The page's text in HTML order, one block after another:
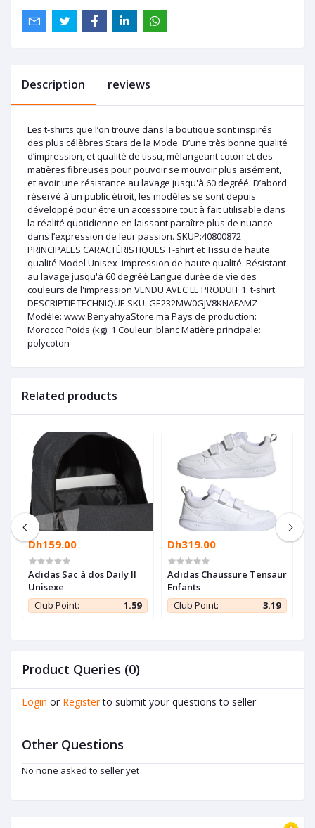
Description reviews
Les t-shirts que l’on trouve dans la boutique sont inspirés
des plus célèbres Stars de la Mode. D’une très bonne qualité
d’impression, et qualité de tissu, mélangeant coton et des
matières fibreuses pour pouvoir se mouvoir plus aisément,
et avoir une résistance au lavage jusqu'à 60 degréé. D’abord
réservé à un public étroit, les modèles se sont depuis
développé pour être un accessoire tout à fait utilisable dans
la réalité quotidienne en laissant paraître plus de nuance
dans l’expression de leur passion. SKUP:40800872
PRINCIPALES CARACTÉRISTIQUES T-shirt et Tissu de haute
qualité Model Unisex Impression de haute qualité. Résistant
au lavage jusqu'à 60 degréé Langue durée de vie des
couleurs de l'impression VENDU AVEC LE PRODUIT 1: t-shirt
DESCRIPTIF TECHNIQUE SKU: GE232MW0GJV8KNAFAMZ
Modèle: www.BenyahyaStore.ma Pays de production:
Morocco Poids (kg): 1 Couleur: blanc Matière principale:
polycoton
Related products
Dh159.00
Adidas Sac à dos Daily II
Unisexe
Club Point:
1.59
Dh319.00
Adidas Chaussure Tensaur
Enfants
Club Point:
3.19
Product Queries (0)
Login or Register to submit your questions to seller
Other Questions
No none asked to seller yet